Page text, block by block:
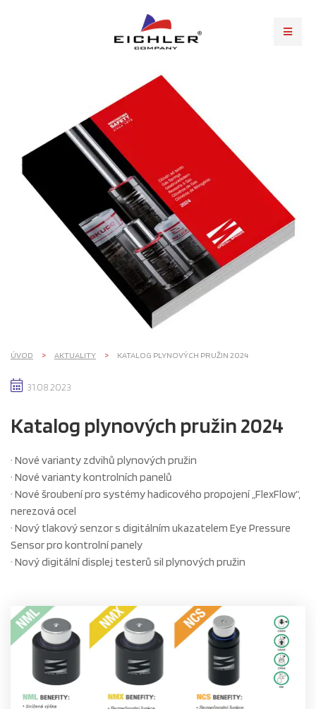
31.08.2023
ÚVOD AKTUALITY KATALOG PLYNOVÝCH PRUŽIN 2024
Katalog plynových pružin 2024
· Nové varianty zdvihů plynových pružin
· Nové varianty kontrolních panelů
· Nové šroubení pro systémy hadicového propojení „FlexFlow“,
nerezová ocel
· Nový tlakový senzor s digitálním ukazatelem Eye Pressure
Sensor pro kontrolní panely
· Nový digitální displej testerů sil plynových pružin